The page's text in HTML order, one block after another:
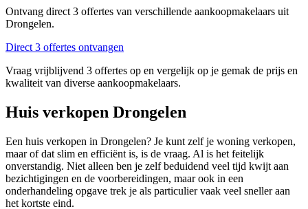
Ontvang direct 3 offertes van verschillende aankoopmakelaars uit
Drongelen.
Direct 3 offertes ontvangen
Vraag vrijblijvend 3 offertes op en vergelijk op je gemak de prijs en
kwaliteit van diverse aankoopmakelaars.
Huis verkopen Drongelen
Een huis verkopen in Drongelen? Je kunt zelf je woning verkopen,
maar of dat slim en efficiënt is, is de vraag. Al is het feitelijk
onverstandig. Niet alleen ben je zelf beduidend veel tijd kwijt aan
bezichtigingen en de voorbereidingen, maar ook in een
onderhandeling opgave trek je als particulier vaak veel sneller aan
het kortste eind.